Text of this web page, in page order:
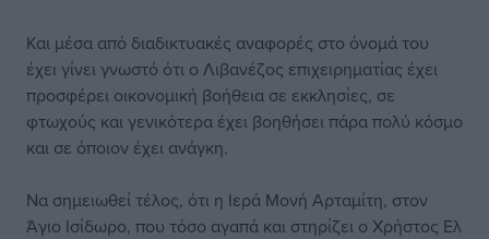
Και μέσα από διαδικτυακές αναφορές στο όνομά του
έχει γίνει γνωστό ότι ο Λιβανέζος επιχειρηματίας έχει
προσφέρει οικονομική βοήθεια σε εκκλησίες, σε
φτωχούς και γενικότερα έχει βοηθήσει πάρα πολύ κόσμο
και σε όποιον έχει ανάγκη.
Να σημειωθεί τέλος, ότι η Ιερά Μονή Αρταμίτη, στον
Άγιο Ισίδωρο, που τόσο αγαπά και στηρίζει ο Χρήστος Ελ